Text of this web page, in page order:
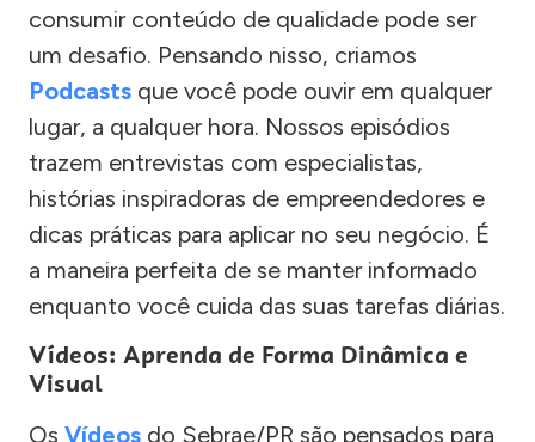
consumir conteúdo de qualidade pode ser
um desafio. Pensando nisso, criamos
Podcasts que você pode ouvir em qualquer
lugar, a qualquer hora. Nossos episódios
trazem entrevistas com especialistas,
histórias inspiradoras de empreendedores e
dicas práticas para aplicar no seu negócio. É
a maneira perfeita de se manter informado
enquanto você cuida das suas tarefas diárias.
Vídeos: Aprenda de Forma Dinâmica e
Visual
Os Vídeos do Sebrae/PR são pensados para